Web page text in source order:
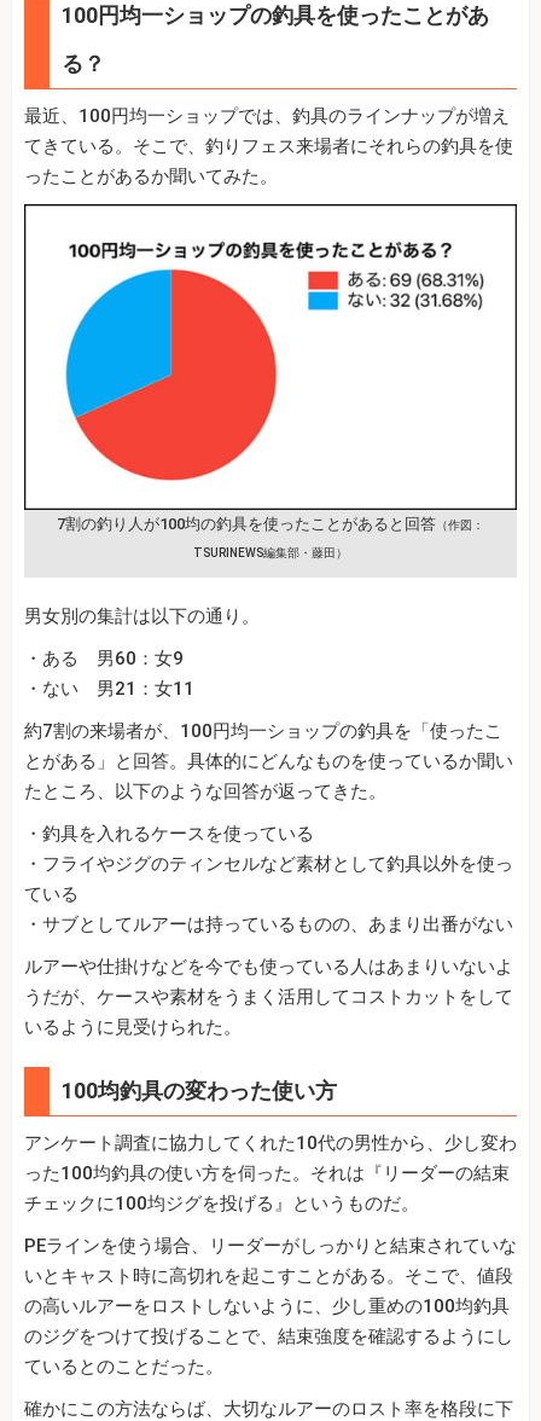
100円均一ショップの釣具を使ったことがあ
る？
最近、100円均一ショップでは、釣具のラインナップが増え
てきている。そこで、釣りフェス来場者にそれらの釣具を使
ったことがあるか聞いてみた。
7割の釣り人が100均の釣具を使ったことがあると回答 （作図：
TSURINEWS編集部・藤田）
男女別の集計は以下の通り。
・ある 男60：女9
・ない 男21：女11
約7割の来場者が、100円均一ショップの釣具を「使ったこ
とがある」と回答。具体的にどんなものを使っているか聞い
たところ、以下のような回答が返ってきた。
・釣具を入れるケースを使っている
・フライやジグのティンセルなど素材として釣具以外を使っ
ている
・サブとしてルアーは持っているものの、あまり出番がない
ルアーや仕掛けなどを今でも使っている人はあまりいないよ
うだが、ケースや素材をうまく活用してコストカットをして
いるように見受けられた。
100均釣具の変わった使い方
アンケート調査に協力してくれた10代の男性から、少し変わ
った100均釣具の使い方を伺った。それは『リーダーの結束
チェックに100均ジグを投げる』というものだ。
PEラインを使う場合、リーダーがしっかりと結束されていな
いとキャスト時に高切れを起こすことがある。そこで、値段
の高いルアーをロストしないように、少し重めの100均釣具
のジグをつけて投げることで、結束強度を確認するようにし
ているとのことだった。
確かにこの方法ならば、大切なルアーのロスト率を格段に下